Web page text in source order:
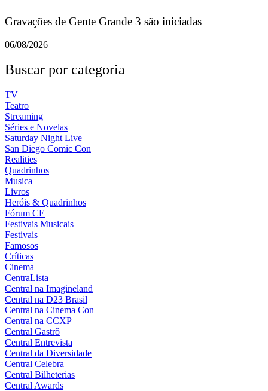
Gravações de Gente Grande 3 são iniciadas
06/08/2026
Buscar por categoria
TV
Teatro
Streaming
Séries e Novelas
Saturday Night Live
San Diego Comic Con
Realities
Quadrinhos
Musica
Livros
Heróis & Quadrinhos
Fórum CE
Festivais Musicais
Festivais
Famosos
Críticas
Cinema
CentraLista
Central na Imagineland
Central na D23 Brasil
Central na Cinema Con
Central na CCXP
Central Gastrô
Central Entrevista
Central da Diversidade
Central Celebra
Central Bilheterias
Central Awards